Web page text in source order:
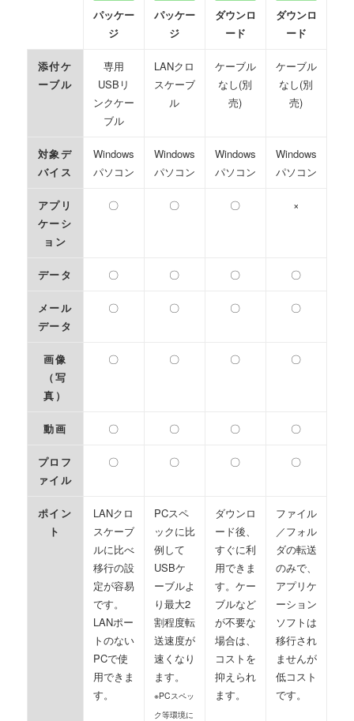
パッケー
ジ
パッケー
ジ
ダウンロ
ード
ダウンロ
ード
添付ケ
ーブル
専用
USBリ
ンクケー
ブル
LANクロ
スケーブ
ル
ケーブル
なし(別
売)
ケーブル
なし(別
売)
対象デ
バイス
Windows
パソコン
Windows
パソコン
Windows
パソコン
Windows
パソコン
アプリ
ケーシ
ョン
〇 〇 〇 ×
データ 〇 〇 〇 〇
メール
データ
〇 〇 〇 〇
画像
（写
真）
〇 〇 〇 〇
動画 〇 〇 〇 〇
プロフ
ァイル
〇 〇 〇 〇
ポイン
ト
LANクロ
スケーブ
ルに比べ
移行の設
定が容易
です。
LANポー
トのない
PCで使
用できま
す。
PCスペ
ックに比
例して
USBケ
ーブルよ
り最大2
割程度転
送速度が
速くなり
ます。
※PCスペッ
ク等環境に
ダウンロ
ード後、
すぐに利
用できま
す。ケー
ブルなど
が不要な
場合は、
コストを
抑えられ
ます。
ファイル
／フォル
ダの転送
のみで、
アプリケ
ーション
ソフトは
移行され
ませんが
低コスト
です。